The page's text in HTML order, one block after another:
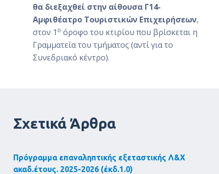
θα διεξαχθεί στην αίθουσα Γ14-
Αμφιθέατρο Τουριστικών Επιχειρήσεων,
στον 1 ο όροφο του κτιρίου που βρίσκεται η
Γραμματεία του τμήματος (αντί για το
Συνεδριακό κέντρο).
Σχετικά Άρθρα
Πρόγραμμα επαναληπτικής εξεταστικής Λ&Χ
ακαδ.έτους. 2025-2026 (έκδ.1.0)